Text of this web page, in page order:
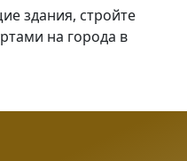
здания, стройте
на города в